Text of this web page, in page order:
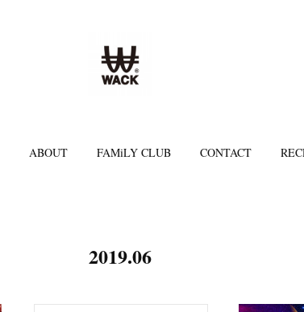
ABOUT FAMiLY CLUB CONTACT
2019.06